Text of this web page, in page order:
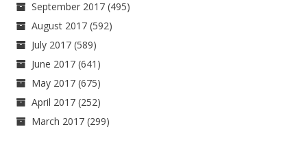
September 2017 (495)
August 2017 (592)
July 2017 (589)
June 2017 (641)
May 2017 (675)
April 2017 (252)
March 2017 (299)